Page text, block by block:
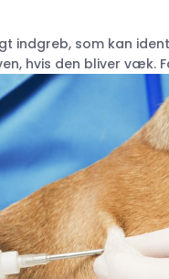
indgreb, som kan
hvis den bliver væk.